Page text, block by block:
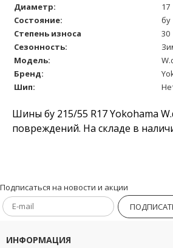
Диаметр:
17
Состояние:
бу
Степень износа
30
Сезонность:
Модель:
Бренд:
Шип:
Шины бу 215/55 R17 Yokohama
повреждений. На складе в
Подписаться на новости и акции
ИНФОРМАЦИЯ